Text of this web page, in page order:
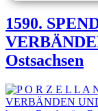
1590.
Ostsachsen